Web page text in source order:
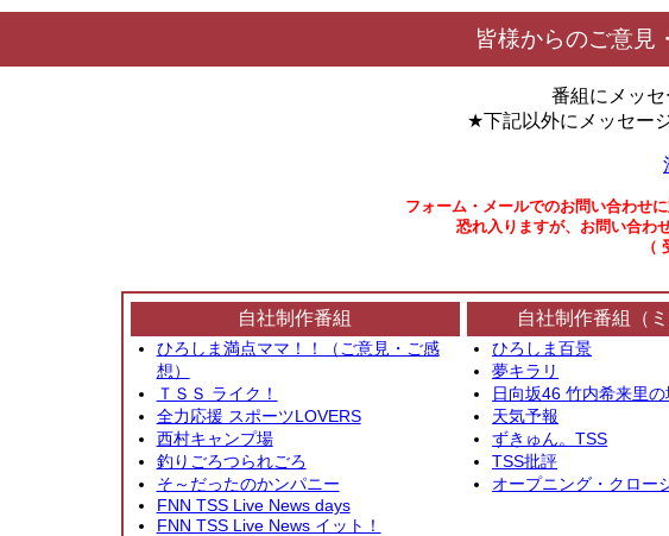
皆様からのご意見
番組にメッセ
★下記以外にメッセー
フォーム・メールでのお問い合わせ
恐れ入りますが、お問い合わ
（
自社制作番組
ひろしま満点ママ！！（ご意見・ご感
想）
ＴＳＳ ライク！
全力応援 スポーツLOVERS
西村キャンプ場
釣りごろつられごろ
そ～だったのかンパニー
FNN TSS Live News days
FNN TSS Live News イット！
自社制作番組（ミ
ひろしま百景
夢キラリ
日向坂46 竹内希来里
天気予報
ずきゅん。TSS
TSS批評
オープニング・クロー